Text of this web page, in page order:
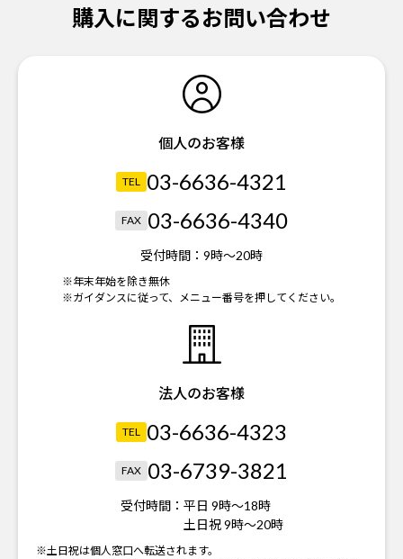
購入に関するお問い合わせ
個人のお客様
TEL 03-6636-4321
FAX 03-6636-4340
受付時間： 9時～20時
※年末年始を除き無休
※ガイダンスに従って、メニュー番号を押してください。
法人のお客様
TEL 03-6636-4323
FAX 03-6739-3821
受付時間： 平日 9時～18時
土日祝 9時～20時
※土日祝は個人窓口へ転送されます。